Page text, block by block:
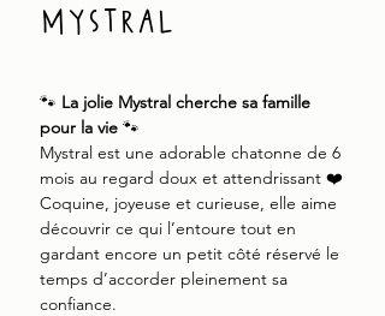
mystral
🐾 La jolie Mystral cherche sa famille
pour la vie 🐾
Mystral est une adorable chatonne de 6
mois au regard doux et attendrissant ❤️
Coquine, joyeuse et curieuse, elle aime
découvrir ce qui l’entoure tout en
gardant encore un petit côté réservé le
temps d’accorder pleinement sa
confiance.